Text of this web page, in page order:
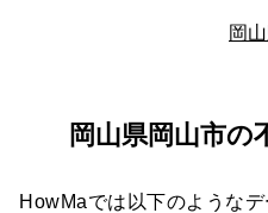
岡
岡山県岡山市の
HowMaでは以下のような